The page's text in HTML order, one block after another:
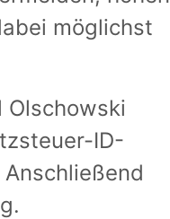
möglichst
Olschowski
ID-